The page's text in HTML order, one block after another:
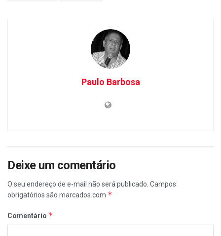
Paulo Barbosa
Deixe um comentário
O seu endereço de e-mail não será publicado. Campos
obrigatórios são marcados com *
Comentário *